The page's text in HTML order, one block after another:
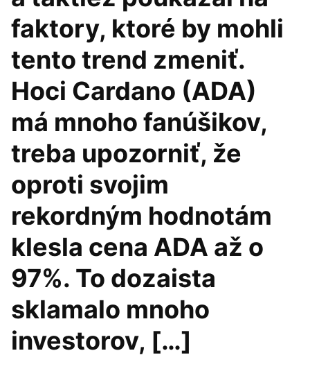
faktory, ktoré by mohli
tento trend zmeniť.
Hoci Cardano (ADA)
má mnoho fanúšikov,
treba upozorniť, že
oproti svojim
rekordným hodnotám
klesla cena ADA až o
97%. To dozaista
sklamalo mnoho
investorov, […]